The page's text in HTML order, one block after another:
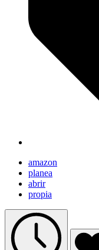
amazon
planea
abrir
propia